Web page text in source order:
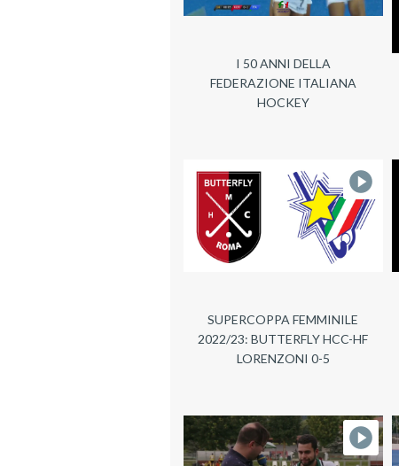
I 50 ANNI DELLA
FEDERAZIONE ITALIANA
HOCKEY
SUPERCOPPA FEMMINILE
2022/23: BUTTERFLY HCC-HF
LORENZONI 0-5